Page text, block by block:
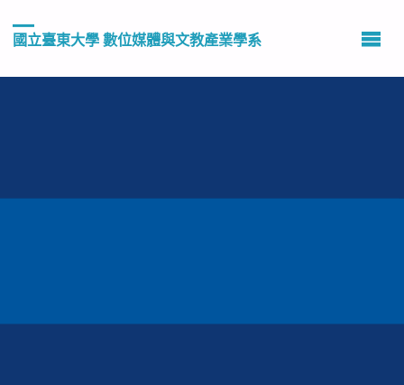
國立臺東大學 數位媒體與文教產業學系